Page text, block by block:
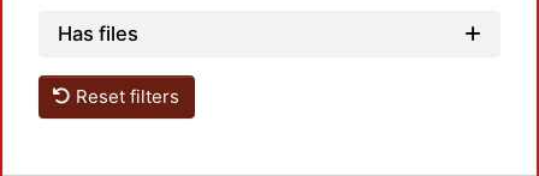
Has files
Reset filters